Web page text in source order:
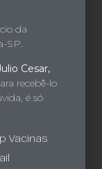
da
SP.
Cesar,
recebê-lo
é só
Vacinas